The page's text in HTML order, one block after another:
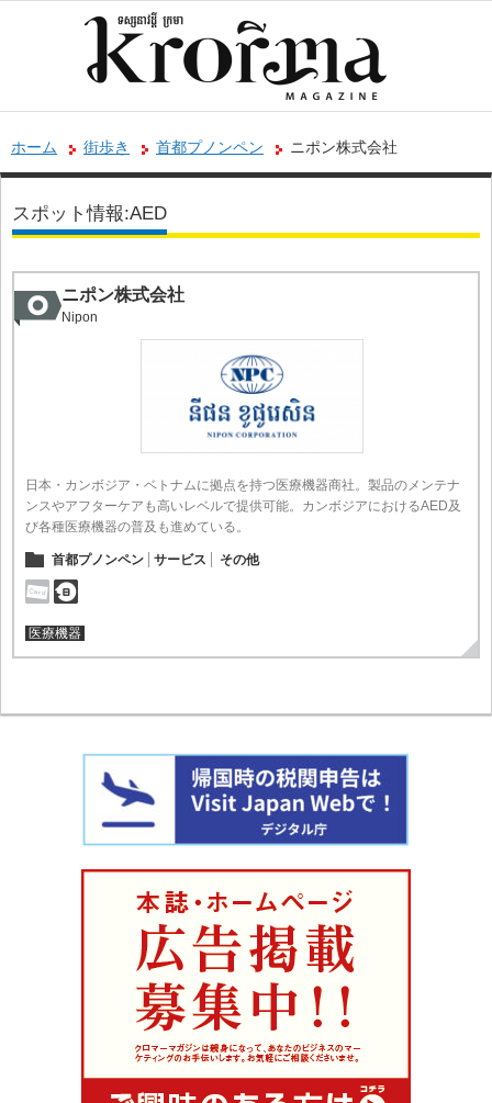
ホーム 街歩き 首都プノンペン ニポン株式会社
スポット情報:AED
ニポン株式会社
Nipon
日本・カンボジア・ベトナムに拠点を持つ医療機器商社。製品のメンテナ
ンスやアフターケアも高いレベルで提供可能。カンボジアにおけるAED及
び各種医療機器の普及も進めている。
首都プノンペン サービス その他
医療機器